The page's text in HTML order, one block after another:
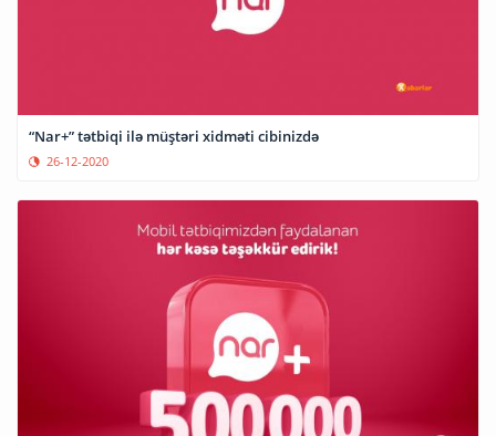
“Nar+” tətbiqi ilə müştəri xidməti cibinizdə
26-12-2020